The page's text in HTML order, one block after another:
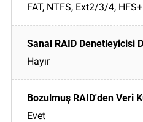
FAT, NTFS, Ext2/3/4, HFS+
Hayır
Evet